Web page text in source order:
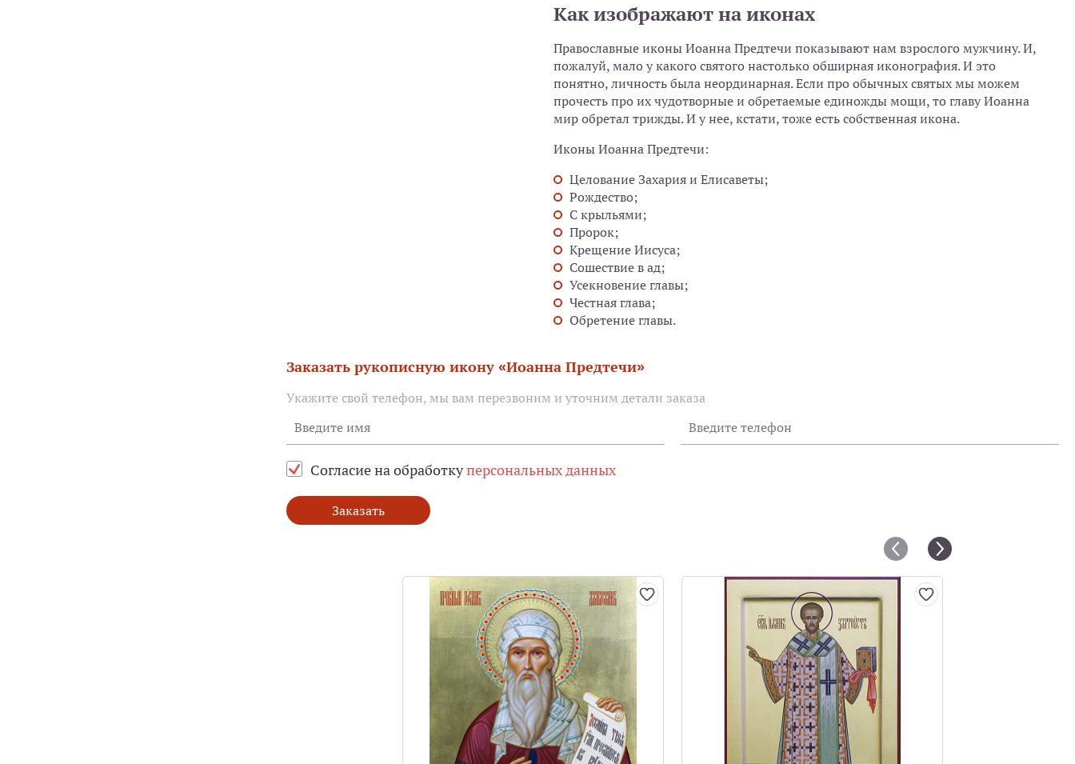
Как изображают на иконах
Православные иконы Иоанна Предтечи показывают нам взрослого мужчину. И,
пожалуй, мало у какого святого настолько обширная иконография. И это
понятно, личность была неординарная. Если про обычных святых мы можем
прочесть про их чудотворные и обретаемые единожды мощи, то главу Иоанна
мир обретал трижды. И у нее, кстати, тоже есть собственная икона.
Иконы Иоанна Предтечи:
Целование Захария и Елисаветы;
Рождество;
С крыльями;
Пророк;
Крещение Иисуса;
Сошествие в ад;
Усекновение главы;
Честная глава;
Обретение главы.
Заказать рукописную икону «Иоанна Предтечи»
Укажите свой телефон, мы вам перезвоним и уточним детали заказа
Согласие на обработкуперсональных данных
Заказать